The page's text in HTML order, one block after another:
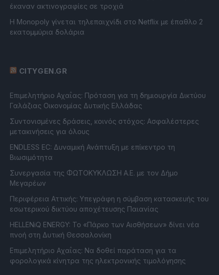
έκαναν ακτινογραφίες σε τροχιά
Η Monopoly γίνεται τηλεπαιχνίδι στο Netflix με έπαθλο 2
εκατομμύρια δολάρια
CITYGEN.GR
Επιμελητήριο Αχαΐας: Πρόταση για τη δημιουργία Δικτύου
Γαλάζιας Οικονομίας Δυτικής Ελλάδας
Συντονισμένες δράσεις, κοινός στόχος: Ασφαλέστερες
μετακινήσεις για όλους
ENDLESS EC: Δυναμική Ανάπτυξη με επίκεντρο τη
Βιωσιμότητα
Συνεργασία της ΦΩΤΟΚΥΚΛΩΣΗ Α.Ε. με τον Δήμο
Μεγαρέων
Περιφέρεια Αττικής: Υπεγράφη η σύμβαση κατασκευής του
εσωτερικού δικτύου αποχέτευσης Παιανίας
HELLENiQ ENERGY: Το «Πάρκο των Αισθήσεων» δίνει νέα
πνοή στη Δυτική Θεσσαλονίκη
Επιμελητήριο Αχαΐας: Να δοθεί παράταση για τα
φορολογικά κίνητρα της ηλεκτρονικής τιμολόγησης